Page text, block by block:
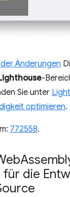
Änderungen
-
Sie unter
optimieren.
772558.
für die